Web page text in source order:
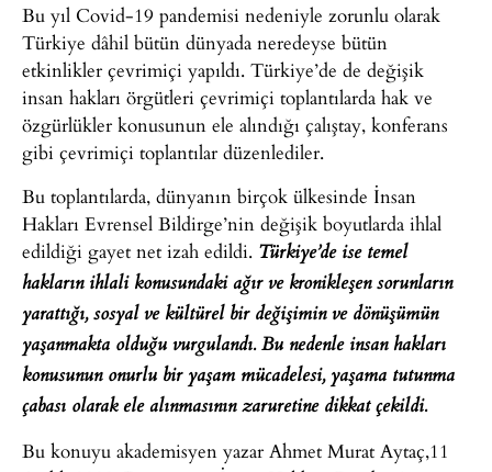
Bu yıl Covid-19 pandemisi nedeniyle zorunlu olarak
Türkiye dâhil bütün dünyada neredeyse bütün
etkinlikler çevrimiçi yapıldı. Türkiye’de de değişik
insan hakları örgütleri çevrimiçi toplantılarda hak ve
özgürlükler konusunun ele alındığı çalıştay, konferans
gibi çevrimiçi toplantılar düzenlediler.
Bu toplantılarda, dünyanın birçok ülkesinde İnsan
Hakları Evrensel Bildirge’nin değişik boyutlarda ihlal
edildiği gayet net izah edildi. Türkiye’de ise temel
hakların ihlali konusundaki ağır ve kronikleşen sorunların
yarattığı, sosyal ve kültürel bir değişimin ve dönüşümün
yaşanmakta olduğu vurgulandı. Bu nedenle insan hakları
konusunun onurlu bir yaşam mücadelesi, yaşama tutunma
çabası olarak ele alınmasının zaruretine dikkat çekildi.
Bu konuyu akademisyen yazar Ahmet Murat Aytaç,11